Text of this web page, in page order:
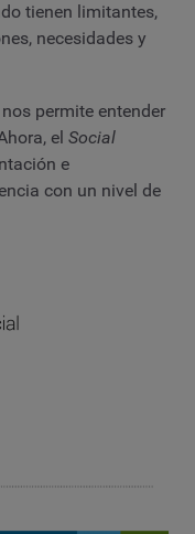
tienen limitantes,
necesidades y
permite entender
el Social
e
con un nivel de